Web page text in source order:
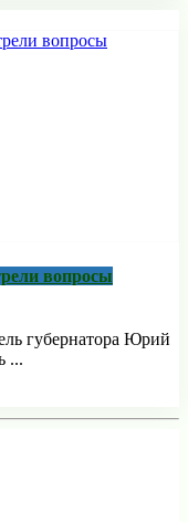
вопросы
губернатора Юрий
...